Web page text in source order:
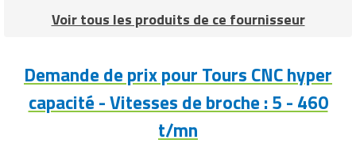
Voir tous les produits de ce fournisseur
Demande de prix pour Tours CNC hyper
capacité - Vitesses de broche : 5 - 460
t/mn